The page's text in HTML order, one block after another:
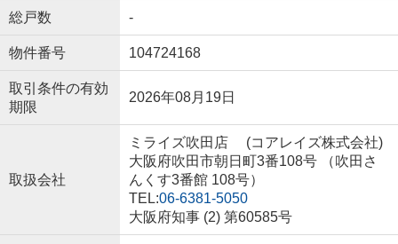
総戸数 -
物件番号 104724168
取引条件の有効
期限
2026年08月19日
取扱会社
ミライズ吹田店 (コアレイズ株式会社)
大阪府吹田市朝日町3番108号 （吹田さ
んくす3番館 108号）
TEL:06-6381-5050
大阪府知事 (2) 第60585号